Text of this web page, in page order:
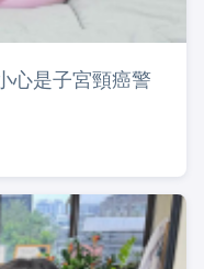
心是子宮頸癌警